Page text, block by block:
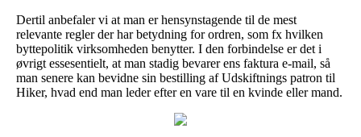
Dertil anbefaler vi at man er hensynstagende til de mest
relevante regler der har betydning for ordren, som fx hvilken
byttepolitik virksomheden benytter. I den forbindelse er det i
øvrigt essesentielt, at man stadig bevarer ens faktura e-mail, så
man senere kan bevidne sin bestilling af Udskiftnings patron til
Hiker, hvad end man leder efter en vare til en kvinde eller mand.